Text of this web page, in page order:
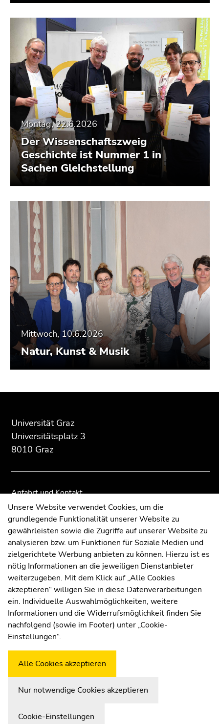
Montag, 22.6.2026
Der Wissenschaftszweig
Geschichte ist Nummer 1 in
Sachen Gleichstellung
Mittwoch, 10.6.2026
Natur, Kunst & Musik
Seitenbereichs:
Zusatzinformationen:
Universität Graz
Universitätsplatz 3
8010 Graz
Anfahrt und Kontakt
Kommunikation und Öffentlichkeitsarbeit
Moodle
UNIGRAZonline
Impressum
Datenschutzerklärung
Cookie-Einstellungen
Barrierefreiheitserklärung
WetterstationUni Graz
Seitenbereichs.
Übersicht
Seitenbereichs.
Übersicht
Unsere Website verwendet Cookies, um die
grundlegende Funktionalität unserer Website zu
gewährleisten sowie die Zugriffe auf unserer Website zu
analysieren bzw. um Funktionen für Soziale Medien und
zielgerichtete Werbung anbieten zu können. Hierzu ist es
nötig Informationen an die jeweiligen Dienstanbieter
weiterzugeben. Mit dem Klick auf „Alle Cookies
akzeptieren“ willigen Sie in diese Datenverarbeitungen
ein. Individuelle Auswahlmöglichkeiten, weitere
Informationen und die Widerrufsmöglichkeit finden Sie
nachfolgend (sowie im Footer) unter „Cookie-
Einstellungen“.
Alle Cookies akzeptieren
Nur notwendige Cookies akzeptieren
Cookie-Einstellungen